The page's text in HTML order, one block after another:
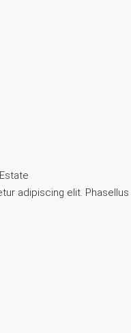
adipiscing elit. Phasellus